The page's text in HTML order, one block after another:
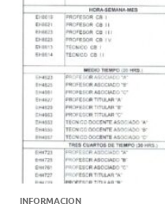
INFORMACION